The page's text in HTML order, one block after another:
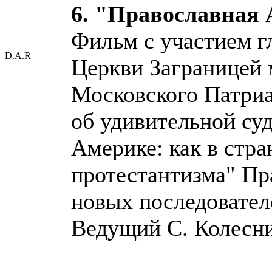
D.A.R
6. "Православная
Фильм с участием
Церкви Заграницей
Московского
об удивительной
Америке: как в
протестантизма"
новых
Ведущий С.